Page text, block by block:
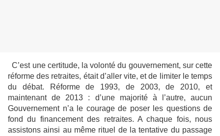
C’est une certitude, la volonté du gouvernement, sur cette
réforme des retraites, était d’aller vite, et de limiter le temps
du débat. Réforme de 1993, de 2003, de 2010, et
maintenant de 2013 : d’une majorité à l’autre, aucun
Gouvernement n’a le courage de poser les questions de
fond du financement des retraites. A chaque fois, nous
assistons ainsi au même rituel de la tentative du passage